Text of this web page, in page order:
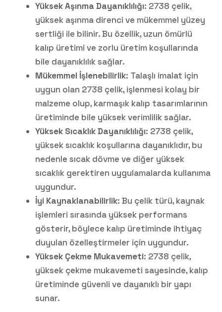
Yüksek Aşınma Dayanıklılığı: 2738 çelik,
yüksek aşınma direnci ve mükemmel yüzey
sertliği ile bilinir. Bu özellik, uzun ömürlü
kalıp üretimi ve zorlu üretim koşullarında
bile dayanıklılık sağlar.
Mükemmel İşlenebilirlik: Talaşlı imalat için
uygun olan 2738 çelik, işlenmesi kolay bir
malzeme olup, karmaşık kalıp tasarımlarının
üretiminde bile yüksek verimlilik sağlar.
Yüksek Sıcaklık Dayanıklılığı: 2738 çelik,
yüksek sıcaklık koşullarına dayanıklıdır, bu
nedenle sıcak dövme ve diğer yüksek
sıcaklık gerektiren uygulamalarda kullanıma
uygundur.
İyi Kaynaklanabilirlik: Bu çelik türü, kaynak
işlemleri sırasında yüksek performans
gösterir, böylece kalıp üretiminde ihtiyaç
duyulan özelleştirmeler için uygundur.
Yüksek Çekme Mukavemeti: 2738 çelik,
yüksek çekme mukavemeti sayesinde, kalıp
üretiminde güvenli ve dayanıklı bir yapı
sunar.